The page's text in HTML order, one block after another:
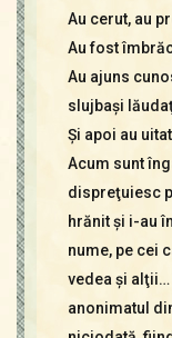
Au cerut, au
Au fost
Au ajuns
slujbaşi
Şi apoi au
Acum sunt
dispreţuiesc
hrănit şi i-au
nume, pe cei
vedea şi alţii…
anonimatul